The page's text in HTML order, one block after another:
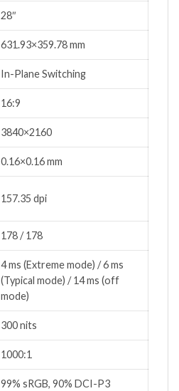
28″
631.93×359.78 mm
In-Plane Switching
16:9
3840×2160
0.16×0.16 mm
157.35 dpi
178 / 178
4 ms (Extreme mode) / 6 ms
(Typical mode) / 14 ms (off
mode)
300 nits
1000:1
99% sRGB, 90% DCI-P3